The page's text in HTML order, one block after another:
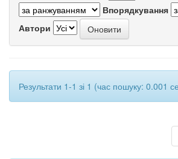
Впорядкування
Автори
Результати 1-1 зі 1 (час пошуку: 0.001